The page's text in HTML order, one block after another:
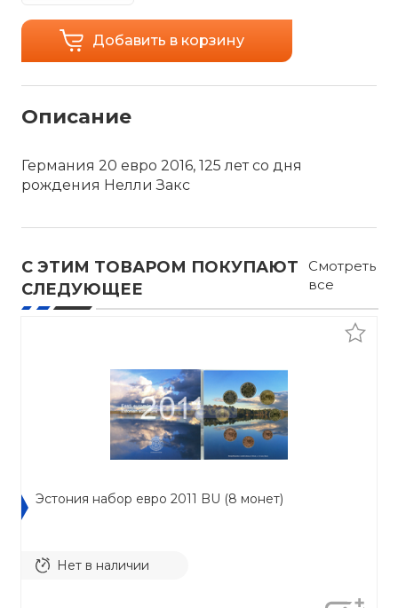
Добавить в корзину
Описание
Германия 20 евро 2016, 125 лет со дня
рождения Нелли Закс
С ЭТИМ ТОВАРОМ ПОКУПАЮТ
СЛЕДУЮЩЕЕ
Смотреть
все
Эстония набор евро 2011 BU (8 монет)
Нет в наличии